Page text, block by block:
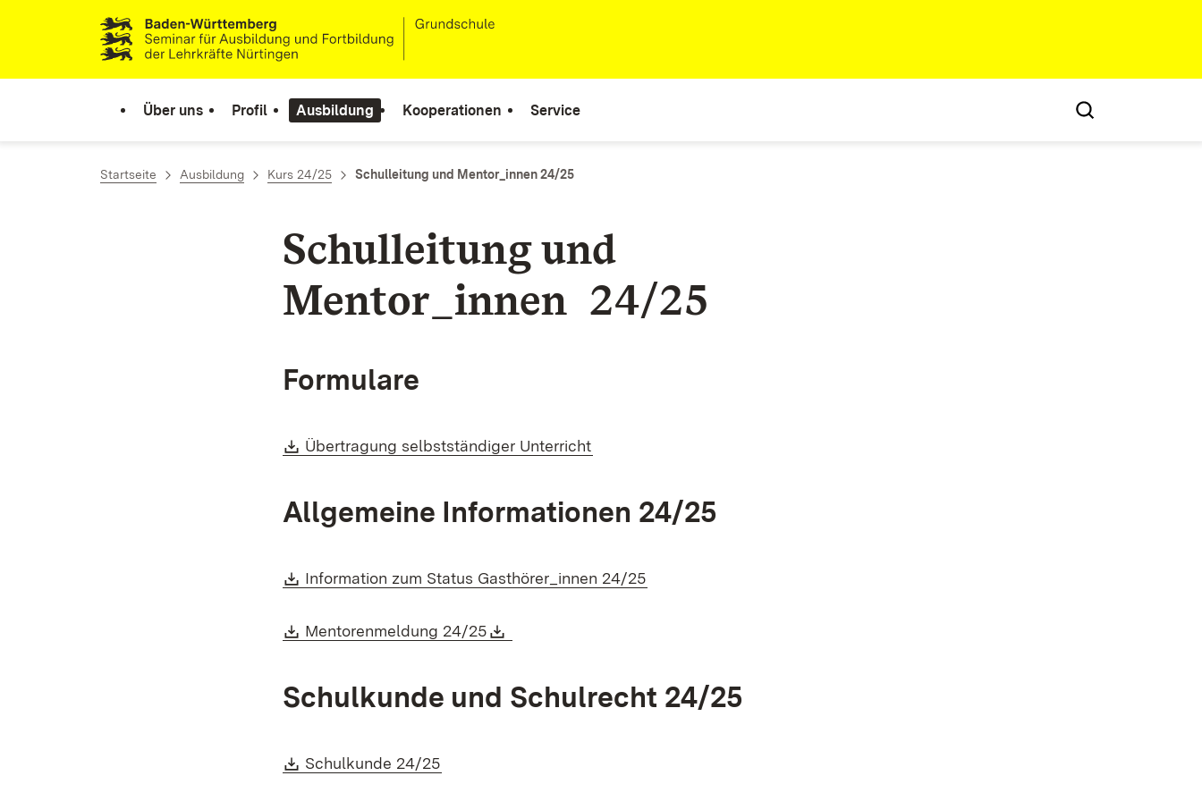
Zum Inhalt springen
Link zur Startseite
Über uns Profil Ausbildung Kooperationen Service
Startseite Ausbildung Kurs 24/25 Schulleitung und Mentor_innen 24/25
Schulleitung und
Mentor_innen 24/25
Formulare
Download:
Übertragung selbstständiger Unterricht
Allgemeine Informationen 24/25
Download:
Information zum Status Gasthörer_innen 24/25
Download:
Mentorenmeldung 24/25 (Öffnet in neuem Fenster)
Schulkunde und Schulrecht 24/25
Download:
Schulkunde 24/25